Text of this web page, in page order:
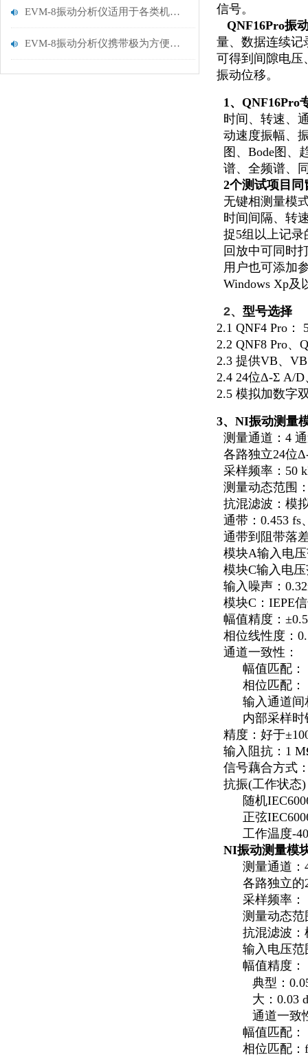
EVM-8振动分析仪适用于各类机械的振动、温度测量
EVM-8振动分析仪携带极为方便，功耗低性能可靠
信号。
QNF16Pro振
量、数据连续记
可得到间隙电压
振动位移。
1、QNF16Pro
时间、转速、
动速度振幅、
图、Bode图、
谱、全频谱、
2个测试项目同
无键相测量模
时间间隔、转
捉5组以上记录
回放中可同时
用户也可添加
Windows Xp及
2、 型号选择
2.1 QNF4 Pro ：
2.2 QNF8 Pro、
2.3提供VB、
2.4 24位Δ-Σ A/D
2.5模拟加数字
3、NI振动测量
测量通道：4
各路独立24位
采样频率：50
测量动态范围
抗混滤波：模
通带：0.453 fs
通带到阻带落
模块A输入电
模块C输入电
输入噪声：
模块C：IEPE
幅值精度：
相位线性度：
通道一致性：
幅值匹配：
相位匹配：
输入通道间
内部采样时
精度：好于
输入阻抗：1
信号藕合方式
抗振(工作状态
随机
正弦
工作温度-
NI振动测量模
测量通道：
各路独立
采样频率：
测量动态范
抗混滤波
输入电压范
幅值精度：
典型：
大：0.03
通道一致
幅值匹配：
相位匹配：